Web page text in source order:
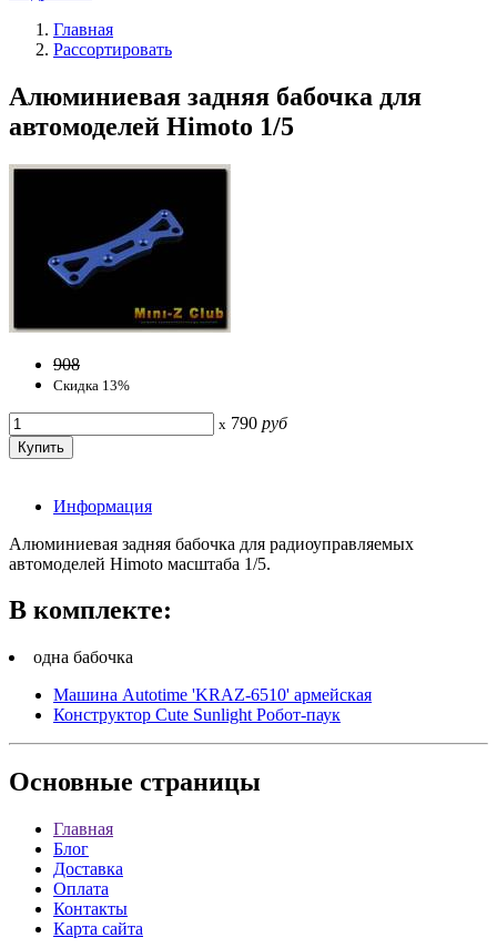
Главная
Рассортировать
Алюминиевая задняя бабочка для
автомоделей Himoto 1/5
908
Скидка 13%
x 790 руб
Информация
Алюминиевая задняя бабочка для радиоуправляемых
автомоделей Himoto масштаба 1/5.
В комплекте:
одна бабочка
Машина Autotime 'KRAZ-6510' армейская
Конструктор Cute Sunlight Робот-паук
Основные страницы
Главная
Блог
Доставка
Оплата
Контакты
Карта сайта